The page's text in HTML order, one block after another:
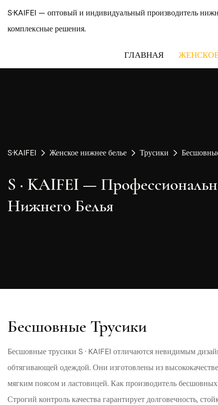
S·KAIFEI — оптовый и индивидуальный производитель
комплексные решения.
ГЛАВНАЯ
S·KAIFEI Женское нижнее белье Трусики
S · KAIFEI —
Нижнего Белья
Бесшовные Трусики
Бесшовные трусики S · KAIFEI отличаются невидимым
обтягивающей одеждой. Они изготовлены из
мягким поясом и ластовицей. Как производитель
Строгий контроль качества гарантирует долговечность,